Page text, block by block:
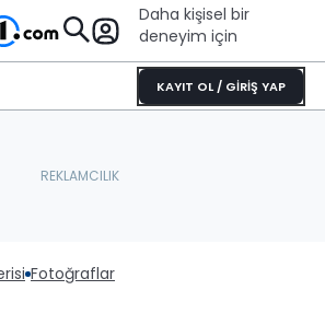
Daha kişisel bir
deneyim için
KAYIT OL / GİRİŞ YAP
Fotoğraflar